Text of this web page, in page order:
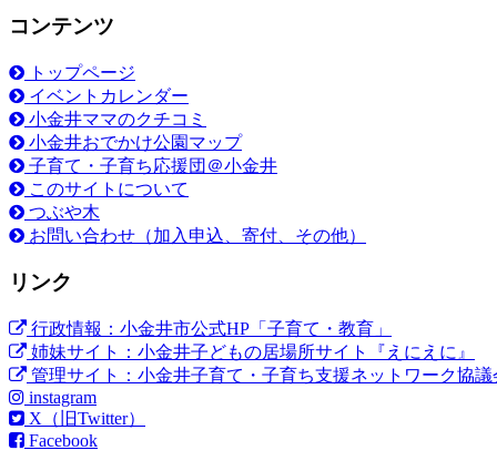
コンテンツ
トップページ
イベントカレンダー
小金井ママのクチコミ
小金井おでかけ公園マップ
子育て・子育ち応援団＠小金井
このサイトについて
つぶや木
お問い合わせ（加入申込、寄付、その他）
リンク
行政情報：小金井市公式HP「子育て・教育」
姉妹サイト：小金井子どもの居場所サイト『えにえに』
管理サイト：小金井子育て・子育ち支援ネットワーク協議
instagram
X（旧Twitter）
Facebook